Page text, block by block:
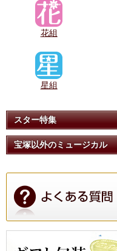
花組
星組
スター特集
宝塚以外のミュージカル